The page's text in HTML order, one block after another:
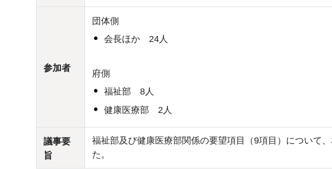
参加者
団体側
会長ほか 24人
府側
福祉部 8人
健康医療部 2人
議事要
旨
福祉部及び健康医療部関係の要望項目（9項目）について
た。